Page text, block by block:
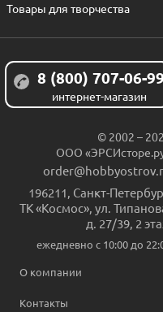
Товары для творчества
8 (800) 707-06-
интернет-магазин
© 2002 –
ООО
196211, Санкт-
ТК «Космос», ул.
д. 27/39, 2
ежедневно c 10:00 до
О компании
Контакты